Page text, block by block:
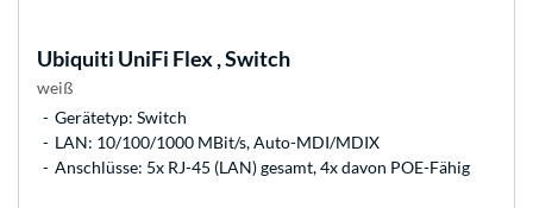
Ubiquiti UniFi Flex , Switch
weiß
Gerätetyp: Switch
LAN: 10/100/1000 MBit/s, Auto-MDI/MDIX
Anschlüsse: 5x RJ-45 (LAN) gesamt, 4x davon POE-Fähig